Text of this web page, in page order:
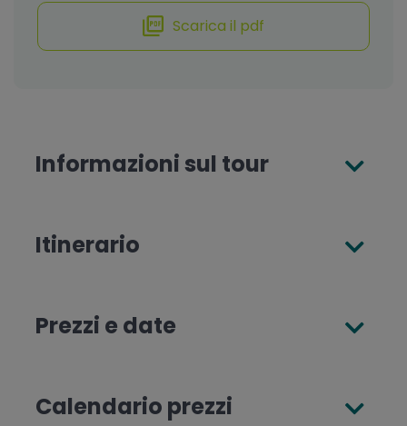
Informazioni sul tour
Itinerario
Prezzi e date
Calendario prezzi
Scarica il pdf